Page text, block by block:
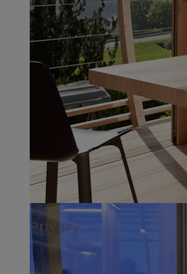
Privacy